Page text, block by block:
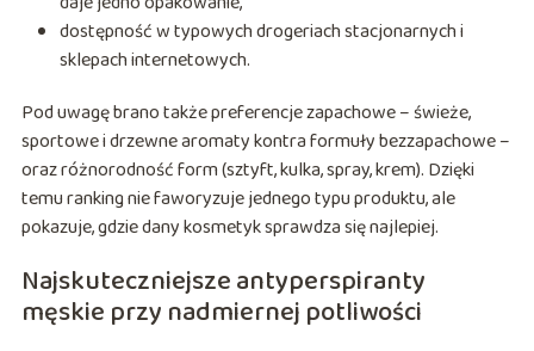
dostępność w typowych drogeriach stacjonarnych i
sklepach internetowych.
Pod uwagę brano także preferencje zapachowe – świeże,
sportowe i drzewne aromaty kontra formuły bezzapachowe –
oraz różnorodność form (sztyft, kulka, spray, krem). Dzięki
temu ranking nie faworyzuje jednego typu produktu, ale
pokazuje, gdzie dany kosmetyk sprawdza się najlepiej.
Najskuteczniejsze antyperspiranty
męskie przy nadmiernej potliwości